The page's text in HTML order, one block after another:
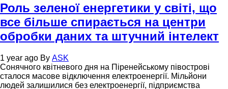
Роль зеленої енергетики у світі, що
все більше спирається на центри
обробки даних та штучний інтелект
1 year ago By ASK
Сонячного квітневого дня на Піренейському півострові
сталося масове відключення електроенергії. Мільйони
людей залишилися без електроенергії, підприємства